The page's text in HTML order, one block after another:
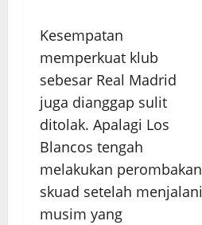
Kesempatan
memperkuat klub
sebesar Real Madrid
juga dianggap sulit
ditolak. Apalagi Los
Blancos tengah
melakukan perombakan
skuad setelah menjalani
musim yang